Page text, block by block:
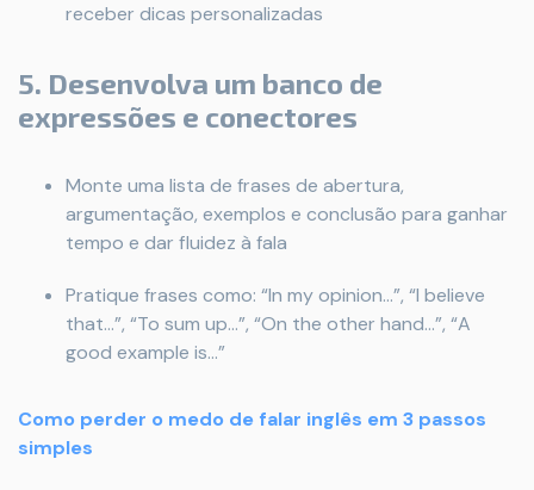
receber dicas personalizadas
5. Desenvolva um banco de
expressões e conectores
Monte uma lista de frases de abertura,
argumentação, exemplos e conclusão para ganhar
tempo e dar fluidez à fala
Pratique frases como: “In my opinion...”, “I believe
that...”, “To sum up...”, “On the other hand...”, “A
good example is...”
Como perder o medo de falar inglês em 3 passos
simples